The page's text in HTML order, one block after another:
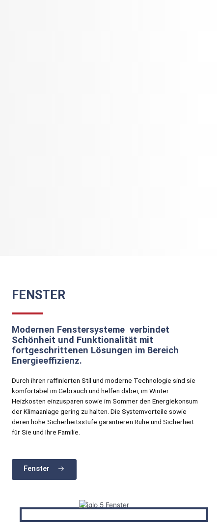
FENSTER
Modernen Fenstersysteme verbindet
Schönheit und Funktionalität mit
fortgeschrittenen Lösungen im Bereich
Energieeffizienz.
Durch ihren raffinierten Stil und moderne Technologie sind sie
komfortabel im Gebrauch und helfen dabei, im Winter
Heizkosten einzusparen sowie im Sommer den Energiekonsum
der Klimaanlage gering zu halten. Die Systemvorteile sowie
deren hohe Sicherheitsstufe garantieren Ruhe und Sicherheit
für Sie und Ihre Familie.
Fenster